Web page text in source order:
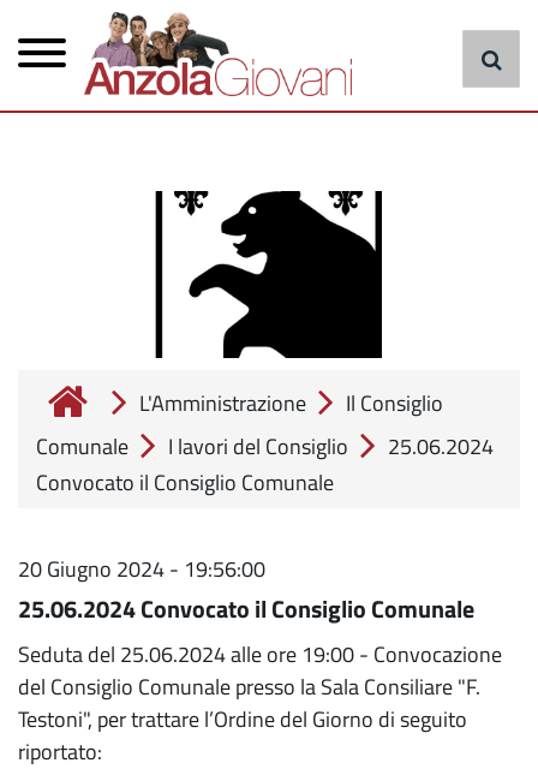
contenuto
principale
principale
cerca
L'Amministrazione
Il Consiglio
Comunale
I lavori del Consiglio
25.06.2024
Convocato il Consiglio Comunale
20 Giugno 2024 - 19:56:00
25.06.2024 Convocato il Consiglio Comunale
Seduta del 25.06.2024 alle ore 19:00 - Convocazione
del Consiglio Comunale presso la Sala Consiliare "F.
Testoni", per trattare l’Ordine del Giorno di seguito
riportato: